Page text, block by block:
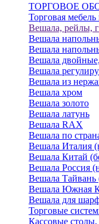
ТОРГОВОЕ
Торговая
Вешала, рейлы,
Вешала
Вешала
Вешала
Вешала
Вешала из
Вешала хром
Вешала золото
Вешала латунь
Вешала RAX
Вешала по
Вешала Италия
Вешала Китай
Вешала Россия
Вешала Тайвань
Вешала Южная
Вешала для
Торговые
Кассовые